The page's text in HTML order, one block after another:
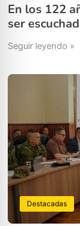
En los 122
ser
Seguir leyendo »
Destacadas